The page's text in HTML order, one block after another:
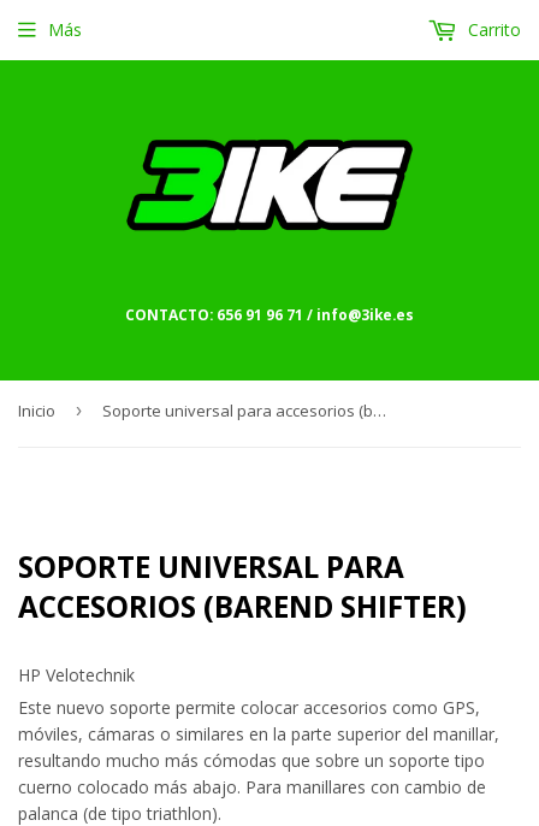
CONTACTO: 656 91 96 71 / info@3ike.es
Más Carrito
Inicio › Soporte universal para accesorios (barend shifter)
SOPORTE UNIVERSAL PARA
ACCESORIOS (BAREND SHIFTER)
HP Velotechnik
Este nuevo soporte permite colocar accesorios como GPS,
móviles, cámaras o similares en la parte superior del manillar,
resultando mucho más cómodas que sobre un soporte tipo
cuerno colocado más abajo. Para manillares con cambio de
palanca (de tipo triathlon).